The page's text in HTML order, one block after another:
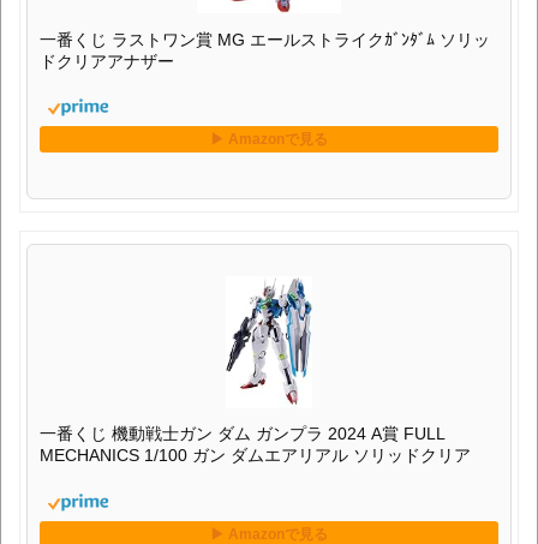
一番くじ ラストワン賞 MG エールストライクｶﾞﾝﾀﾞﾑ ソリッ
ドクリアアナザー
一番くじ 機動戦士ガン ダム ガンプラ 2024 A賞 FULL
MECHANICS 1/100 ガン ダムエアリアル ソリッドクリア